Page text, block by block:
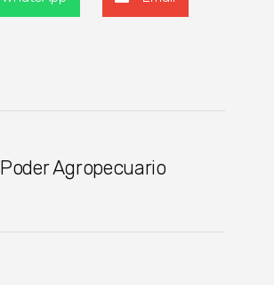
Poder Agropecuario